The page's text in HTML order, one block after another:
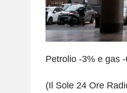
Petrolio -3% e gas
(Il Sole 24 Ore